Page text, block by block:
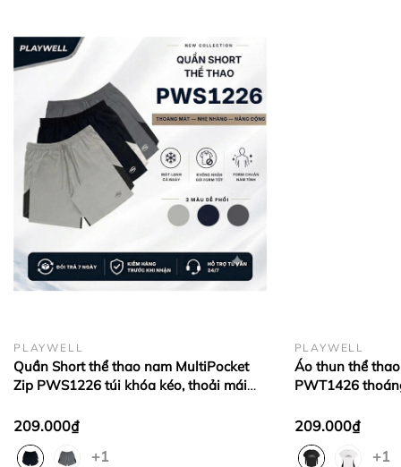
Đổi trả linh hoạt trong 7 ngày (hàng nguyên
tem mác).
Sản xuất trực tiếp tại Việt Nam.
#PlaywellSportswear #Playwell
#PowerZipPW1251 #QuanShortNam #DoTapNam
#GymWear #ActiveWear #CasualWear #end
PLAYWELL
Quần Short thể thao nam MultiPocket
Zip PWS1226 túi khóa kéo, thoải mái
209.000₫
+1
PLAYWELL
Áo thun thể
PWT1426
209.000₫
+1